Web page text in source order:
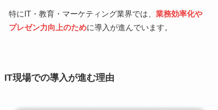
特にIT・教育・マーケティング業界では、 業務効率化や
プレゼン力向上のために導入が進んでいます。
IT現場での導入が進む理由